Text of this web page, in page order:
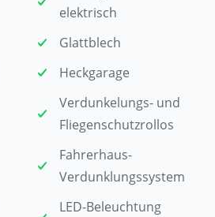
elektrisch
Glattblech
Heckgarage
Verdunkelungs- und
Fliegenschutzrollos
Fahrerhaus-
Verdunklungssystem
LED-Beleuchtung